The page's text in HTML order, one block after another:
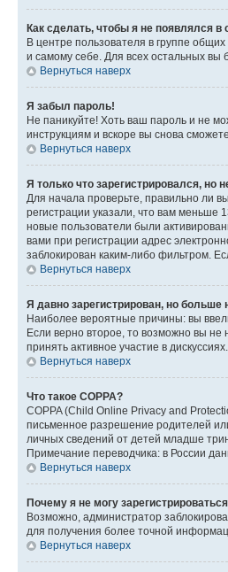
Как сделать, чтобы я не появлялся в
В центре пользователя в группе
и самому себе. Для всех остальных вы
Вернуться наверх
Я забыл пароль!
Не паникуйте! Хоть ваш пароль и не
инструкциям и вскоре вы снова
Вернуться наверх
Я только что зарегистрировался, но
Для начала проверьте, правильно ли
регистрации указали, что вам меньше
новые пользователи были
вами при регистрации адрес
заблокирован каким-либо фильтром.
Вернуться наверх
Я давно зарегистрирован, но больше
Наиболее вероятные причины: вы
Если верно второе, то возможно вы
принять активное участие в дискуссиях.
Вернуться наверх
Что такое COPPA?
COPPA (Child Online Privacy and
письменное разрешение родителей
личных сведений от детей младше
Примечание переводчика: в России
Вернуться наверх
Почему я не могу
Возможно, администратор
для получения более точной
Вернуться наверх